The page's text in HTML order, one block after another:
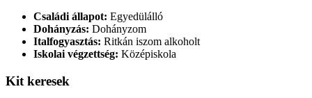
Családi állapot: Egyedülálló
Dohányzás: Dohányzom
Italfogyasztás: Ritkán iszom alkoholt
Iskolai végzettség: Középiskola
Kit keresek